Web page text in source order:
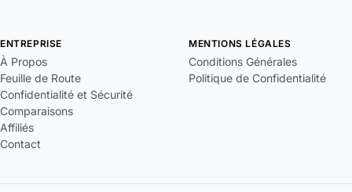
ENTREPRISE
À Propos
Feuille de Route
Confidentialité et Sécurité
Comparaisons
Affiliés
Contact
MENTIONS LÉGALES
Conditions Générales
Politique de Confidentialité